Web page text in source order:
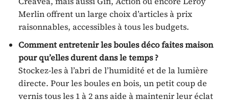
Merlin offrent un large choix d’articles à prix
raisonnables, accessibles à tous les budgets.
Comment entretenir les boules déco faites maison
pour qu’elles durent dans le temps ?
Stockez-les à l’abri de l’humidité et de la lumière
directe. Pour les boules en bois, un petit coup de
vernis tous les 1 à 2 ans aide à maintenir leur éclat